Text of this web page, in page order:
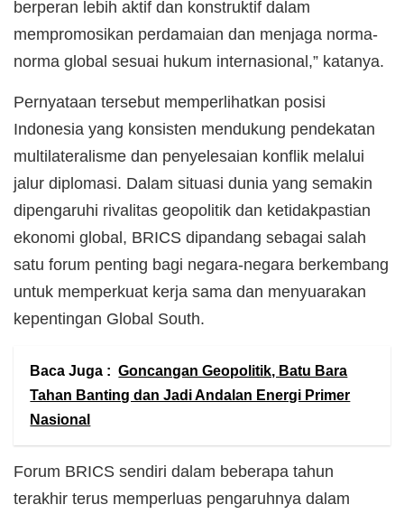
berperan lebih aktif dan konstruktif dalam
mempromosikan perdamaian dan menjaga norma-
norma global sesuai hukum internasional,” katanya.
Pernyataan tersebut memperlihatkan posisi
Indonesia yang konsisten mendukung pendekatan
multilateralisme dan penyelesaian konflik melalui
jalur diplomasi. Dalam situasi dunia yang semakin
dipengaruhi rivalitas geopolitik dan ketidakpastian
ekonomi global, BRICS dipandang sebagai salah
satu forum penting bagi negara-negara berkembang
untuk memperkuat kerja sama dan menyuarakan
kepentingan Global South.
Baca Juga : Goncangan Geopolitik, Batu Bara
Tahan Banting dan Jadi Andalan Energi Primer
Nasional
Forum BRICS sendiri dalam beberapa tahun
terakhir terus memperluas pengaruhnya dalam